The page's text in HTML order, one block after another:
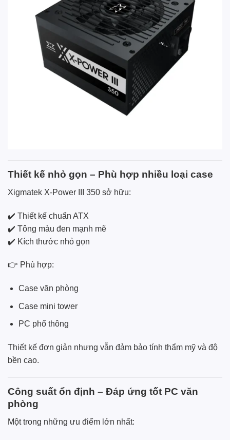
Thiết kế nhỏ gọn – Phù hợp nhiều loại case
Xigmatek X-Power III 350 sở hữu:
✔️ Thiết kế chuẩn ATX
✔️ Tông màu đen mạnh mẽ
✔️ Kích thước nhỏ gọn
👉 Phù hợp:
Case văn phòng
Case mini tower
PC phổ thông
Thiết kế đơn giản nhưng vẫn đảm bảo tính thẩm mỹ và độ
bền cao.
Công suất ổn định – Đáp ứng tốt PC văn
phòng
Một trong những ưu điểm lớn nhất: